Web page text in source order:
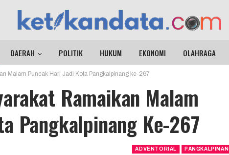
DAERAH POLITIK HUKUM EKONOMI OLAHRAGA
Malam Puncak Hari Jadi Kota Pangkalpinang ke-267
Ramaikan Malam
Pangkalpinang Ke-267
ADVENTORIAL